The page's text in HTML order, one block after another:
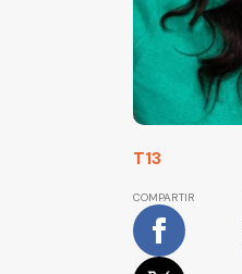
T13
COMPARTIR